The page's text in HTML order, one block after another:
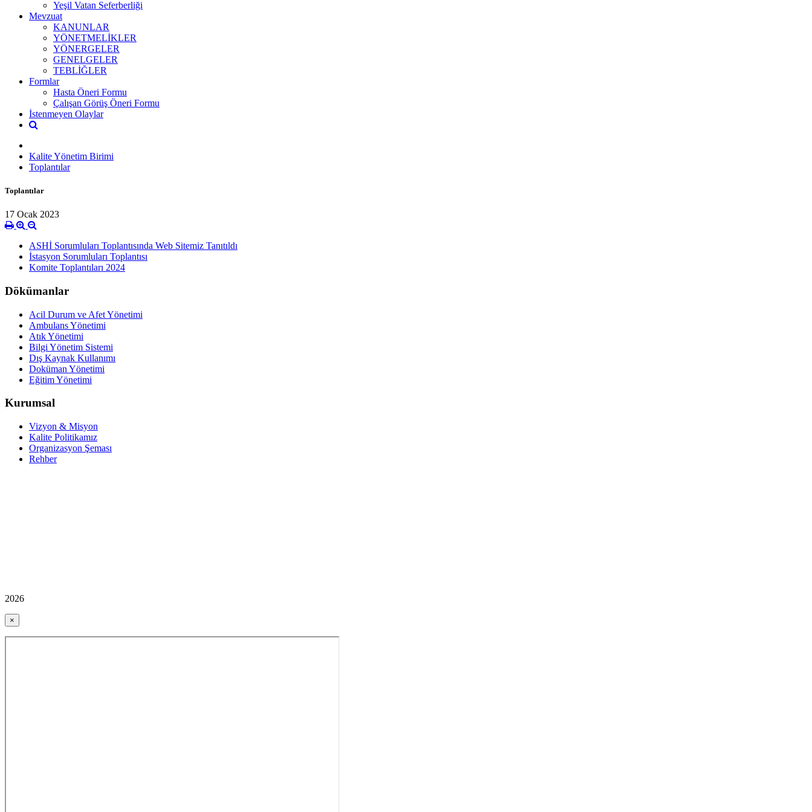
Yeşil Vatan Seferberliği
Mevzuat
KANUNLAR
YÖNETMELİKLER
YÖNERGELER
GENELGELER
TEBLİĞLER
Formlar
Hasta Öneri Formu
Çalışan Görüş Öneri Formu
İstenmeyen Olaylar
Kalite Yönetim Birimi
Toplantılar
Toplantılar
17 Ocak 2023
ASHİ Sorumluları Toplantısında Web Sitemiz Tanıtıldı
İstasyon Sorumluları Toplantısı
Komite Toplantıları 2024
Dökümanlar
Acil Durum ve Afet Yönetimi
Ambulans Yönetimi
Atık Yönetimi
Bilgi Yönetim Sistemi
Dış Kaynak Kullanımı
Doküman Yönetimi
Eğitim Yönetimi
Kurumsal
Vizyon & Misyon
Kalite Politikamız
Organizasyon Şeması
Rehber
2026
×